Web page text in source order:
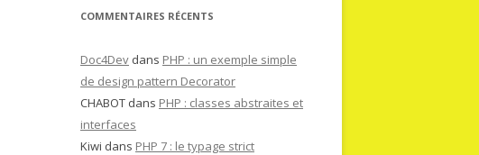
COMMENTAIRES RÉCENTS
Doc4Dev dans PHP : un exemple simple
de design pattern Decorator
CHABOT dans PHP : classes abstraites et
interfaces
Kiwi dans PHP 7 : le typage strict